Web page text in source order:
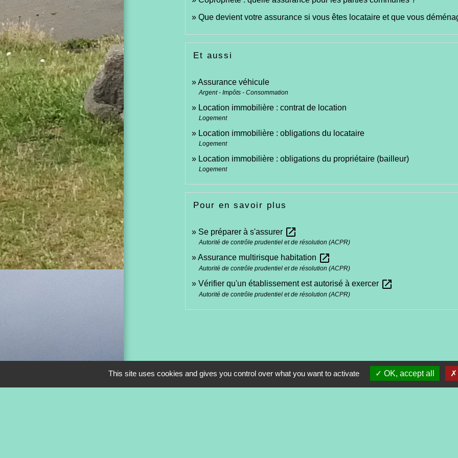
Que devient votre assurance si vous êtes locataire et que vous
Et aussi
Assurance véhicule
Argent - Impôts - Consommation
Location immobilière : contrat de location
Logement
Location immobilière : obligations du locataire
Logement
Location immobilière : obligations du propriétaire (bailleur)
Logement
Pour en savoir plus
Se préparer à s'assurer open_in_new
Autorité de contrôle prudentiel et de résolution (ACPR)
Assurance multirisque habitation open_in_new
Autorité de contrôle prudentiel et de résolution (ACPR)
Vérifier qu'un établissement est autorisé à exercer open_in_new
Autorité de contrôle prudentiel et de résolution (ACPR)
Contacts
This site uses cookies and gives you control over what you want to activate OK, accept all